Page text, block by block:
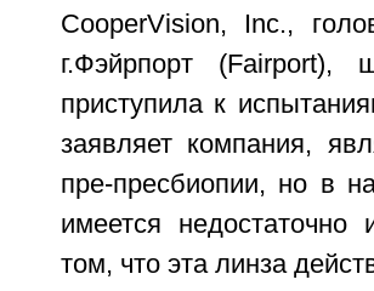
CooperVision, Inc.,
г.Фэйрпорт
приступила к
заявляет компания,
пре-пресбиопии, но в
имеется
том, что эта линза